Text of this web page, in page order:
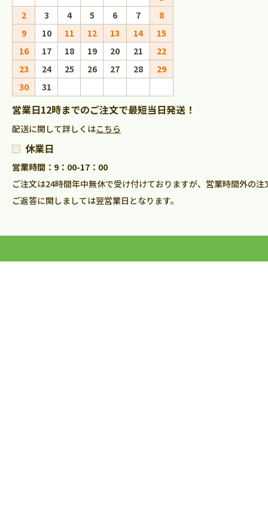
2
3 4 5 6 7
8
9
10 11 12 13 14
15
16
17 18 19 20 21
22
23
24 25 26 27 28
29
30
31
営業日12時までのご注文で最短当日発送！
配送に関して詳しくはこちら
休業日
営業時間：9：00-17：00
ご注文は24時間年中無休で受け付けておりますが、営業時間外の
ご返答に関しましては翌営業日となります。